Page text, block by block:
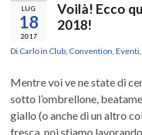
LUG
18
2017
Voilà! Ecco
2018!
Di Carloin Club, Convention, Eventi,
Mentre voi ve ne state di
sotto l’ombrellone,
giallo (o anche di un altro
fresca, noi stiamo